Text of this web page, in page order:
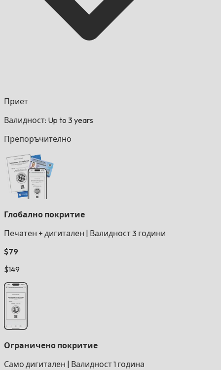
Приет
Валидност: Up to 3 years
Препоръчително
Глобално покритие
Печатен + дигитален
Валидност 3 години
$79
$149
Ограничено покритие
Само дигитален
Валидност 1 година